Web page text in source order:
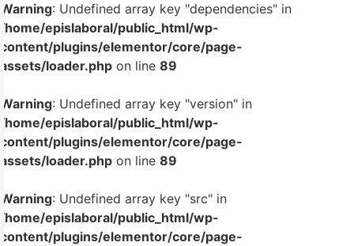
Warning: Undefined array key "dependencies" in
/home/epislaboral/public_html/wp-
content/plugins/elementor/core/page-
assets/loader.php on line 89
Warning: Undefined array key "version" in
/home/epislaboral/public_html/wp-
content/plugins/elementor/core/page-
assets/loader.php on line 89
Warning: Undefined array key "src" in
/home/epislaboral/public_html/wp-
content/plugins/elementor/core/page-